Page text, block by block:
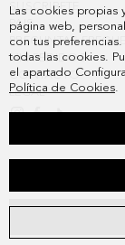
Las cookies propias
página web,
con tus
todas las cookies.
el apartado
Política de Cookies.
SUSCRIBETE
PAIS
PREGUNTAS
MIS PEDIDOS
CONTACTO
LEGAL